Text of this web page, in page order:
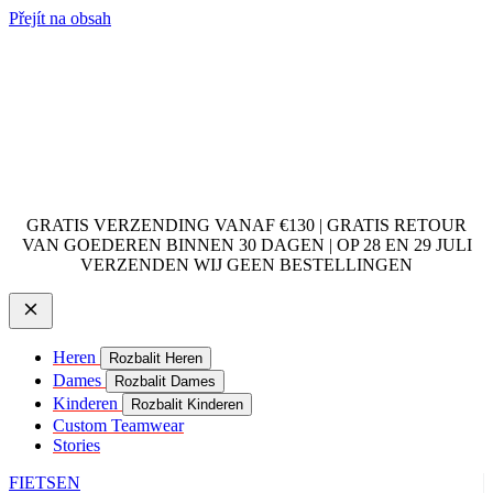
Přejít na obsah
GRATIS VERZENDING VANAF €130 | GRATIS RETOUR
VAN GOEDEREN BINNEN 30 DAGEN | OP 28 EN 29 JULI
VERZENDEN WIJ GEEN BESTELLINGEN
Heren Rozbalit Heren
Dames Rozbalit Dames
Kinderen Rozbalit Kinderen
Custom Teamwear
Stories
FIETSEN